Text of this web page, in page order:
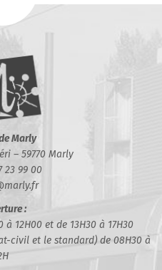
Marly
– 59770 Marly
23 99 00
:
12H00 et de 13H30 à 17H30
civil et le standard) de 08H30 à